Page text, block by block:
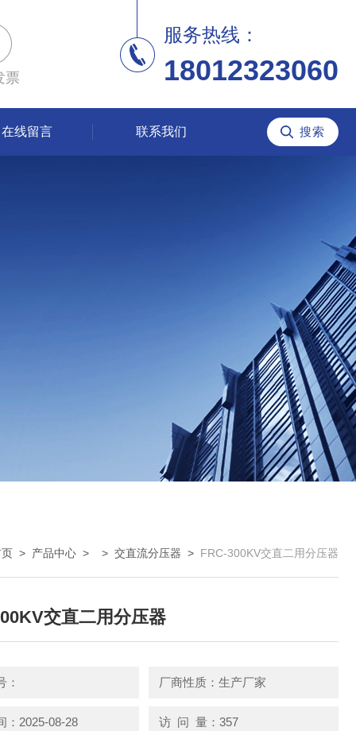
票
服务热线：
18012323060
在线留言 联系我们
> 产品中心 > > 交直流分压器 > FRC-300KV交直二用分压器
交直二用分压器
： 厂商性质：生产厂家
：2025-08-28 访 问 量：357